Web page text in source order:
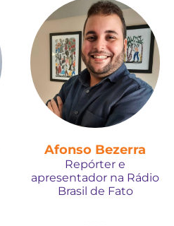
Afonso Bezerra
Repórter e
apresentador na Rádio
Brasil de Fato